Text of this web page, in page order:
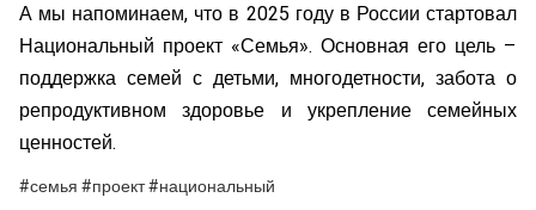
А мы напоминаем, что в 2025 году в России стартовал
Национальный проект «Семья». Основная его цель –
поддержка семей с детьми, многодетности, забота о
репродуктивном здоровье и укрепление семейных
ценностей.
#семья #проект #национальный